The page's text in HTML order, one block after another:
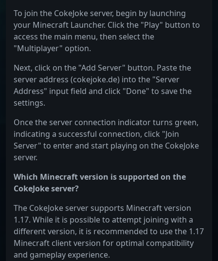
To join the CokeJoke server, begin by launching
your Minecraft Launcher. Click the "Play" button to
access the main menu, then select the
"Multiplayer" option.
Next, click on the "Add Server" button. Paste the
server address (cokejoke.de) into the "Server
Address" input field and click "Done" to save the
settings.
Once the server connection indicator turns green,
indicating a successful connection, click "Join
Server" to enter and start playing on the CokeJoke
server.
Which Minecraft version is supported on the
CokeJoke server?
The CokeJoke server supports Minecraft version
1.17. While it is possible to attempt joining with a
different version, it is recommended to use the 1.17
Minecraft client version for optimal compatibility
and gameplay experience.